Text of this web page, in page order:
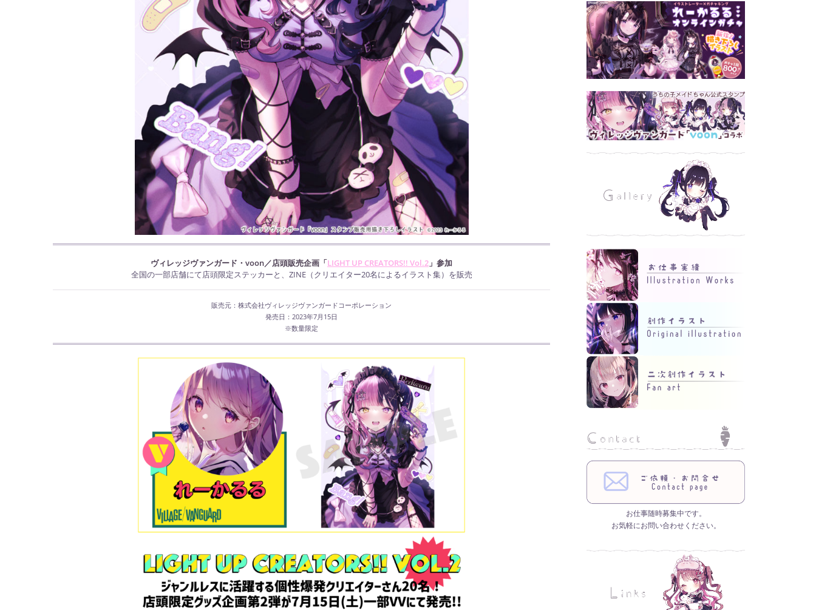
ヴィレッジヴァンガード・voon／店頭販売企画「LIGHT UP CREATORS!! Vol.2 」参加
全国の一部店舗にて店頭限定ステッカーと、ZINE（クリエイター20名によるイラスト集）を販売
販売元：株式会社ヴィレッジヴァンガードコーポレーション
発売日：2023年7月15日
※数量限定
お仕事随時募集中です。
お気軽にお問い合わせください。